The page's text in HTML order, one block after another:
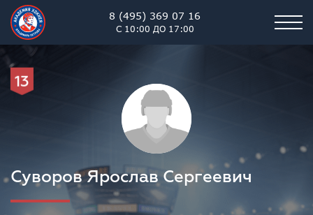
8 (495) 369 07 16
С 10:00 ДО 17:00
13
Суворов Ярослав Сергеевич